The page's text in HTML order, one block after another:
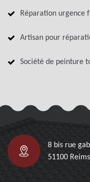
Réparation urgence
Artisan pour
Société de peinture
8 bis rue
51100 Reims